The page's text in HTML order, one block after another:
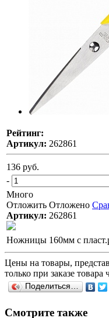
Рейтинг:
Артикул: 262861
136 руб.
-
Много
Отложить Отложено
Артикул: 262861
Ножницы 160мм с
Цены на товары,
только при заказе товара
Поделиться…
Смотрите также